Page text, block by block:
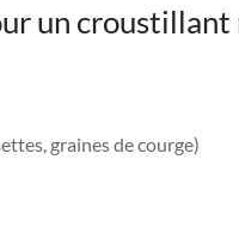
un croustillant
graines de courge)